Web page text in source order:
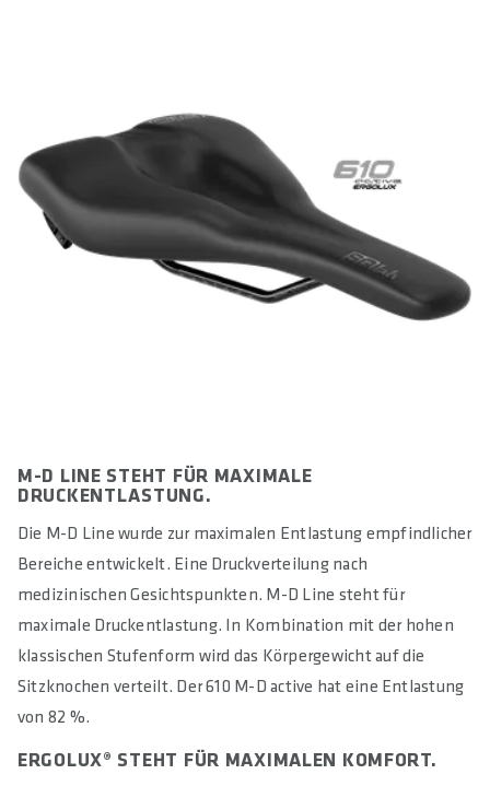
M-D LINE STEHT FÜR MAXIMALE
DRUCKENTLASTUNG.
Die M-D Line wurde zur maximalen Entlastung empfindlicher
Bereiche entwickelt. Eine Druckverteilung nach
medizinischen Gesichtspunkten. M-D Line steht für
maximale Druckentlastung. In Kombination mit der hohen
klassischen Stufenform wird das Körpergewicht auf die
Sitzknochen verteilt. Der 610 M-D active hat eine Entlastung
von 82 %.
ERGOLUX® STEHT FÜR MAXIMALEN KOMFORT.